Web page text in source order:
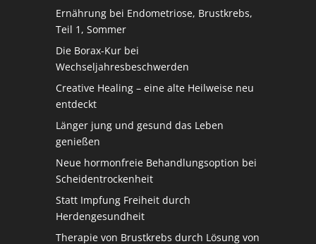
Ernährung bei Endometriose, Brustkrebs,
Teil 1, Sommer
Die Borax-Kur bei
Wechseljahresbeschwerden
Creative Healing – eine alte Heilweise neu
entdeckt
Länger jung und gesund das Leben
genießen
Neue hormonfreie Behandlungsoption bei
Scheidentrockenheit
Statt Impfung Freiheit durch
Herdengesundheit
Therapie von Brustkrebs durch Lösung von